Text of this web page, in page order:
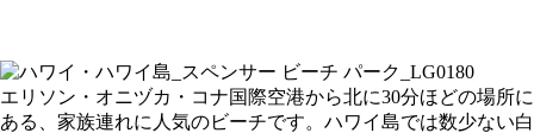
エリソン・オニヅカ・コナ国際空港から北に30分ほどの場所に
ある、家族連れに人気のビーチです。ハワイ島では数少ない白